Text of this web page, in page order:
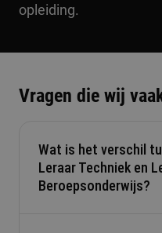
opleiding.
Vragen die wij
Wat is het verschil
Leraar Techniek en
Beroepsonderwijs?